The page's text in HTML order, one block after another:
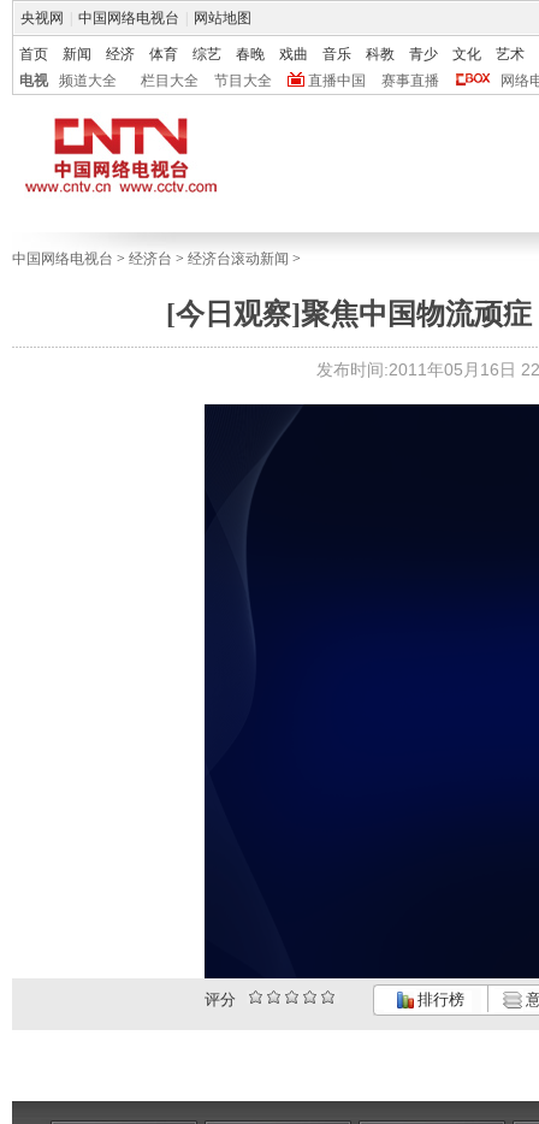
央视网 中国网络电视台 网站地图
首页 新闻 经济 体育 综艺 春晚 戏曲 音乐 科教 青少 文化
艺术
电视
频道大全 栏目大全 节目大全 直播中国 赛事直播 网络
中国网络电视台 > 经济台 > 经济台滚动新闻 >
[今日观察]聚焦中国物流顽症
发布时间:2011年05月16日
评分 排行榜